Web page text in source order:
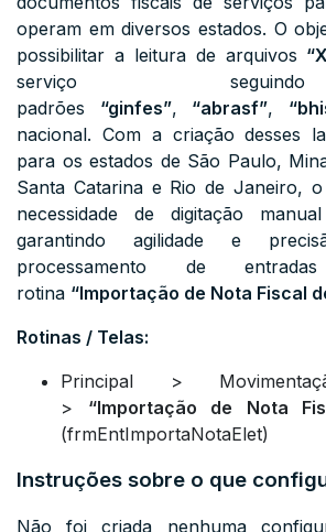
operam em diversos estados. O
possibilitar a leitura de arquivos
serviço
padrões “ginfes”, “abrasf”,
nacional. Com a criação desses
para os estados de São Paulo,
Santa Catarina e Rio de Janeiro, o
necessidade de digitação
garantindo agilidade e
processamento de
rotina “Importação de Nota Fiscal
Rotinas / Telas:
Principal >
> “Importação de Nota
(frmEntImportaNotaElet)
Instruções sobre o que
Não foi criada nenhuma